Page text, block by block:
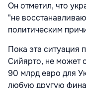
Он отметил, что
"не
политическим
Пока эта ситуация
Сийярто, не может
90 млрд евро для
любую другую